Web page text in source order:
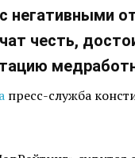
негативными
честь,
пресс-служба